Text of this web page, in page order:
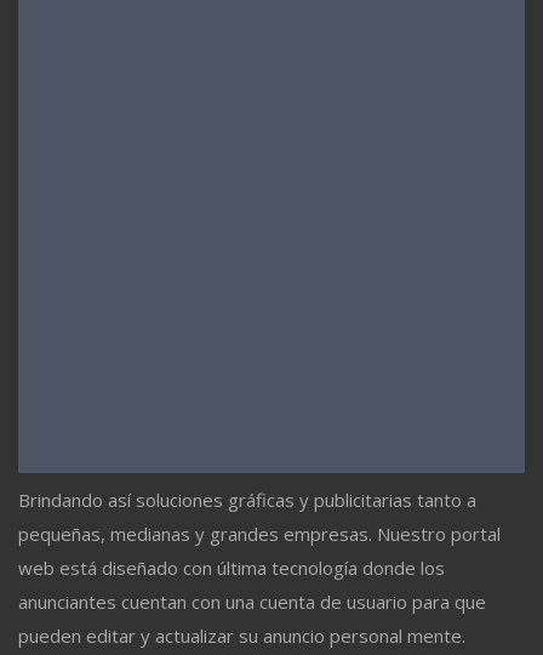
Brindando así soluciones gráficas y publicitarias tanto a
pequeñas, medianas y grandes empresas. Nuestro portal
web está diseñado con última tecnología donde los
anunciantes cuentan con una cuenta de usuario para que
pueden editar y actualizar su anuncio personal mente.